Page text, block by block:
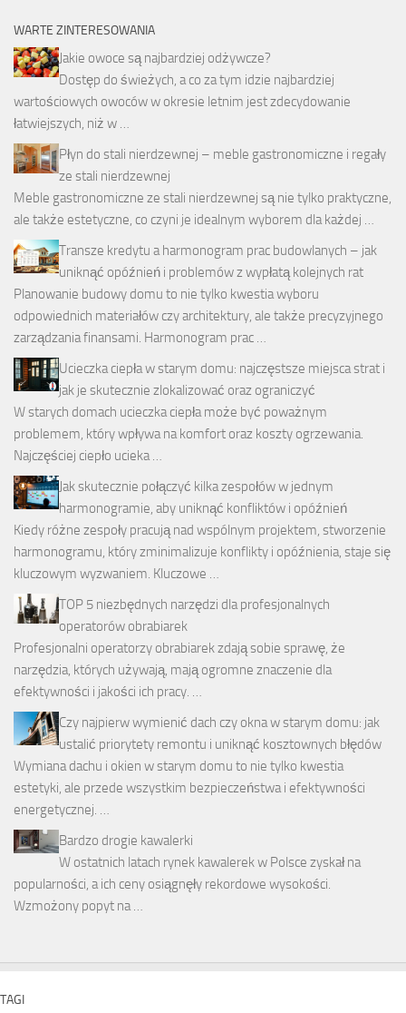
WARTE ZINTERESOWANIA
Jakie owoce są najbardziej odżywcze?
Dostęp do świeżych, a co za tym idzie najbardziej
wartościowych owoców w okresie letnim jest zdecydowanie
łatwiejszych, niż w …
Płyn do stali nierdzewnej – meble gastronomiczne i regały
ze stali nierdzewnej
Meble gastronomiczne ze stali nierdzewnej są nie tylko praktyczne,
ale także estetyczne, co czyni je idealnym wyborem dla każdej …
Transze kredytu a harmonogram prac budowlanych – jak
uniknąć opóźnień i problemów z wypłatą kolejnych rat
Planowanie budowy domu to nie tylko kwestia wyboru
odpowiednich materiałów czy architektury, ale także precyzyjnego
zarządzania finansami. Harmonogram prac …
Ucieczka ciepła w starym domu: najczęstsze miejsca strat i
jak je skutecznie zlokalizować oraz ograniczyć
W starych domach ucieczka ciepła może być poważnym
problemem, który wpływa na komfort oraz koszty ogrzewania.
Najczęściej ciepło ucieka …
Jak skutecznie połączyć kilka zespołów w jednym
harmonogramie, aby uniknąć konfliktów i opóźnień
Kiedy różne zespoły pracują nad wspólnym projektem, stworzenie
harmonogramu, który zminimalizuje konflikty i opóźnienia, staje się
kluczowym wyzwaniem. Kluczowe …
TOP 5 niezbędnych narzędzi dla profesjonalnych
operatorów obrabiarek
Profesjonalni operatorzy obrabiarek zdają sobie sprawę, że
narzędzia, których używają, mają ogromne znaczenie dla
efektywności i jakości ich pracy. …
Czy najpierw wymienić dach czy okna w starym domu: jak
ustalić priorytety remontu i uniknąć kosztownych błędów
Wymiana dachu i okien w starym domu to nie tylko kwestia
estetyki, ale przede wszystkim bezpieczeństwa i efektywności
energetycznej. …
Bardzo drogie kawalerki
W ostatnich latach rynek kawalerek w Polsce zyskał na
popularności, a ich ceny osiągnęły rekordowe wysokości.
Wzmożony popyt na …
TAGI